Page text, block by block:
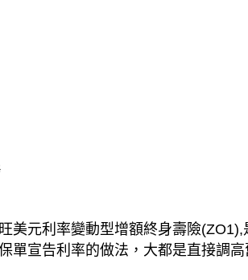
美元利率變動型增額終身壽險
單宣告利率的做法，大都是直接調